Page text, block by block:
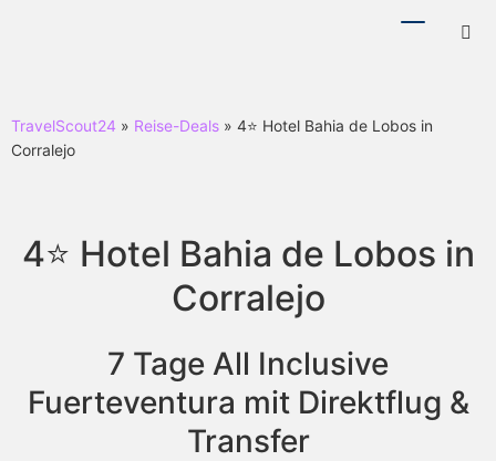
TravelScout24 » Reise-Deals » 4⭐ Hotel Bahia de Lobos in
Corralejo
4⭐ Hotel Bahia de Lobos in
Corralejo
7 Tage All Inclusive
Fuerteventura mit Direktflug &
Transfer